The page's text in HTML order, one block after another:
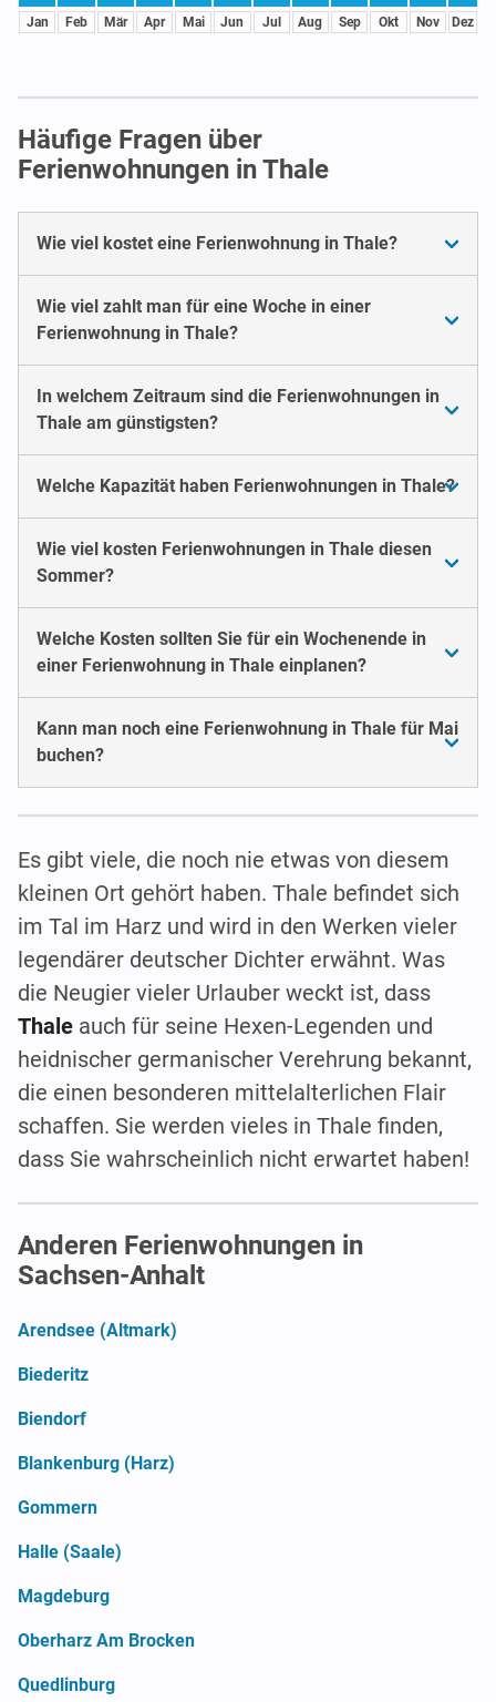
Jan Feb Mär Apr Mai Jun Jul Aug Sep Okt Nov Dez
Häufige Fragen über
Ferienwohnungen in Thale
Wie viel kostet eine Ferienwohnung in Thale?
Wie viel zahlt man für eine Woche in einer
Ferienwohnung in Thale?
In welchem Zeitraum sind die Ferienwohnungen in
Thale am günstigsten?
Welche Kapazität haben Ferienwohnungen in Thale?
Wie viel kosten Ferienwohnungen in Thale diesen
Sommer?
Welche Kosten sollten Sie für ein Wochenende in
einer Ferienwohnung in Thale einplanen?
Kann man noch eine Ferienwohnung in Thale für Mai
buchen?
Es gibt viele, die noch nie etwas von diesem
kleinen Ort gehört haben. Thale befindet sich
im Tal im Harz und wird in den Werken vieler
legendärer deutscher Dichter erwähnt. Was
die Neugier vieler Urlauber weckt ist, dass
Thale auch für seine Hexen-Legenden und
heidnischer germanischer Verehrung bekannt,
die einen besonderen mittelalterlichen Flair
schaffen. Sie werden vieles in Thale finden,
dass Sie wahrscheinlich nicht erwartet haben!
Anderen Ferienwohnungen in
Sachsen-Anhalt
Arendsee (Altmark)
Biederitz
Biendorf
Blankenburg (Harz)
Gommern
Halle (Saale)
Magdeburg
Oberharz Am Brocken
Quedlinburg